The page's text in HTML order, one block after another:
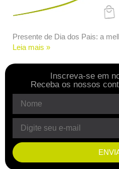
Presente de Dia dos Pais: a
Leia mais »
Inscreva-se em
Receba os nossos